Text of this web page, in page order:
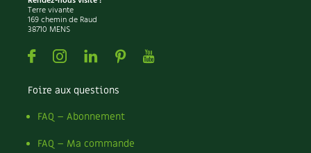
Terre vivante
169 chemin de Raud
38710 MENS
FacebookInstagramLinkedin
PinterestYoutube
Foire aux questions
FAQ – Abonnement
FAQ – Ma commande